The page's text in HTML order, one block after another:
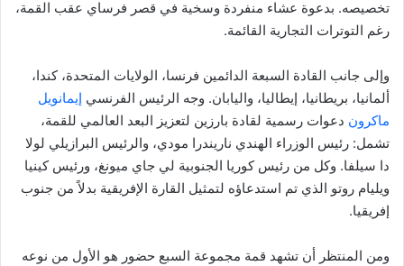
تخصيصه. بدعوة عشاء منفردة وسخية في قصر فرساي عقب القمة،
رغم التوترات التجارية القائمة.
وإلى جانب القادة السبعة الدائمين فرنسا، الولايات المتحدة، كندا،
ألمانيا، بريطانيا، إيطاليا، واليابان. وجه الرئيس الفرنسي إيمانويل
ماكرون دعوات رسمية لقادة بارزين لتعزيز البعد العالمي للقمة،
تشمل: رئيس الوزراء الهندي ناريندرا مودي، والرئيس البرازيلي لولا
دا سيلفا. وكل من رئيس كوريا الجنوبية لي جاي ميونغ، ورئيس كينيا
ويليام روتو الذي تم استدعاؤه لتمثيل القارة الإفريقية بدلاً من جنوب
إفريقيا.
ومن المنتظر أن تشهد قمة مجموعة السبع حضور هو الأول من نوعه